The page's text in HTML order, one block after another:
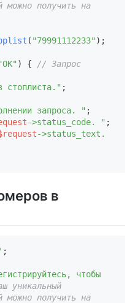
можно получить на
( "79991112233" );
) {
// Запрос
стоплиста." ;
запроса. " ;
->status_code. " ;
->status_text.
в
;
чтобы
уникальный
можно получить на